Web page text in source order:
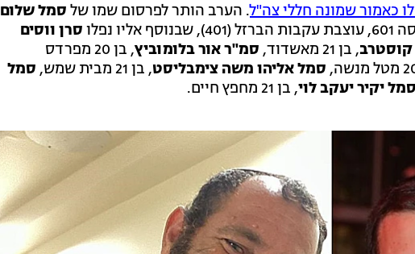
כאמור שמונה חללי צה"ל. הערב הותר לפרסום שמו של סמל שלום
סרן ווסים
, בן 21 מאשדוד, סמ"ר אור בלומוביץ
, בן 20 מפרדס
סמל אליהו משה צימבליסט, בן 21 מבית שמש,
סמל
סמל יקיר יעקב לוי, בן 21 מחפץ חיים.